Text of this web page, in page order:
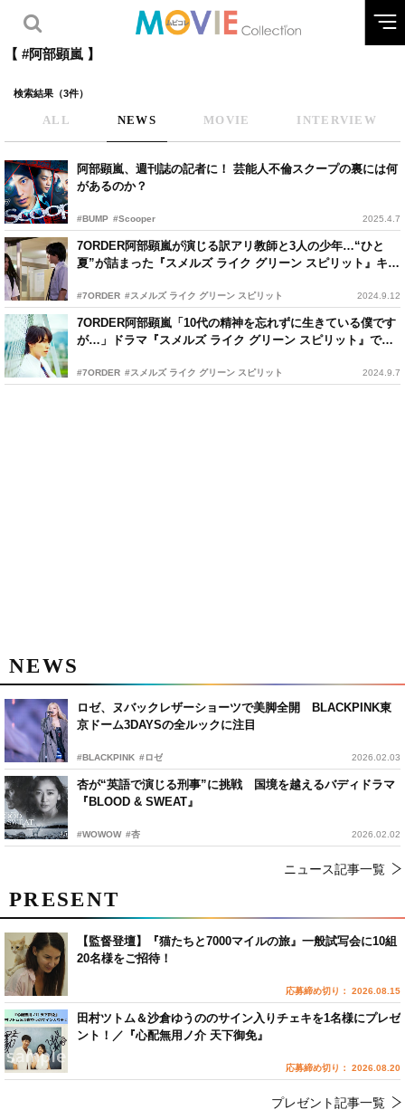
【 #阿部顕嵐 】
検索結果（3件）
ALL NEWS MOVIE INTERVIEW
阿部顕嵐、週刊誌の記者に！ 芸能人不倫スクープの裏には何
があるのか？
#BUMP #Scooper 2025.4.7
7ORDER阿部顕嵐が演じる訳アリ教師と3人の少年…“ひと
夏”が詰まった『スメルズ ライク グリーン スピリット』キー
#7ORDER #スメルズ ライク グリーン スピリット 2024.9.12
7ORDER阿部顕嵐「10代の精神を忘れずに生きている僕です
が…」ドラマ『スメルズ ライク グリーン スピリット』で初
#7ORDER #スメルズ ライク グリーン スピリット 2024.9.7
NEWS
ロゼ、ヌバックレザーショーツで美脚全開 BLACKPINK東
京ドーム3DAYSの全ルックに注目
#BLACKPINK #ロゼ 2026.02.03
杏が“英語で演じる刑事”に挑戦 国境を越えるバディドラマ
『BLOOD & SWEAT』
#WOWOW #杏 2026.02.02
ニュース記事一覧
PRESENT
【監督登壇】『猫たちと7000マイルの旅』一般試写会に10組
20名様をご招待！
応募締め切り： 2026.08.15
田村ツトム＆沙倉ゆうののサイン入りチェキを1名様にプレゼ
ント！／『心配無用ノ介 天下御免』
応募締め切り： 2026.08.20
プレゼント記事一覧